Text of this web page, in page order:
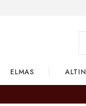
ELMAS ALTIN